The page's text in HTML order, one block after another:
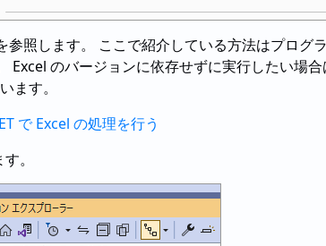
照します。 ここで紹介している方法はプログ
のバージョンに依存せずに実行したい場
ます。
で Excel の処理を行う
。